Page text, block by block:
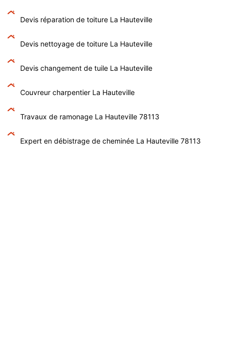
Devis réparation de toiture La Hauteville
Devis nettoyage de toiture La Hauteville
Devis changement de tuile La Hauteville
Couvreur charpentier La Hauteville
Travaux de ramonage La Hauteville 78113
Expert en débistrage de cheminée La Hauteville 78113